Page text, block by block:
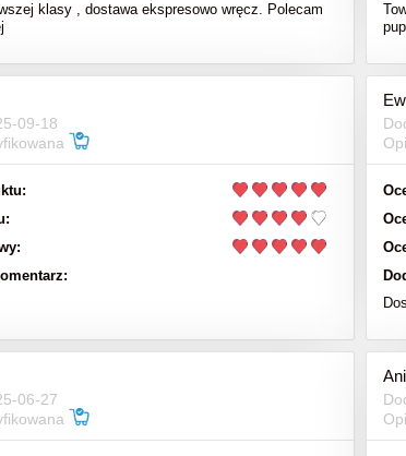
klasy , dostawa ekspresowo wręcz. Polecam
09-18
06-27